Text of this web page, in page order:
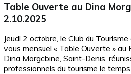
Table Ouverte au Dina
2.10.2025
Jeudi 2 octobre, le Club du
vous mensuel « Table Ouverte » au
Dina Morgabine, Saint-Denis,
professionnels du tourisme le